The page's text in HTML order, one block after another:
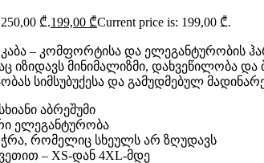
₾.199,00 ₾Current price is: 199,00 ₾.
კაბა – კომფორტისა და ელეგანტურობის
იზიდავს მინიმალიზმი, დახვეწილობა
სიმსუბუქესა და გამუდმებულ
აბრეშუმი
ელეგანტურობა
რომელიც სხეულს არ ზღუდავს
– XS-დან 4XL-მდე